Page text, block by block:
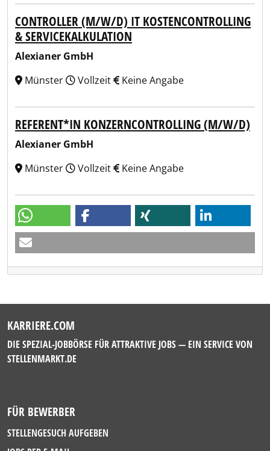
CONTROLLER (M/W/D) IT KOSTENCONTROLLING
& SERVICEKALKULATION
Alexianer GmbH
Münster
Vollzeit Keine Angabe
REFERENT*IN KONZERNCONTROLLING (M/W/D)
Alexianer GmbH
Münster
Vollzeit Keine Angabe
KARRIERE.COM
DIE SPEZIAL-JOBBÖRSE FÜR ATTRAKTIVE JOBS — EIN SERVICE VON
STELLENMARKT.DE
FÜR BEWERBER
STELLENGESUCH AUFGEBEN